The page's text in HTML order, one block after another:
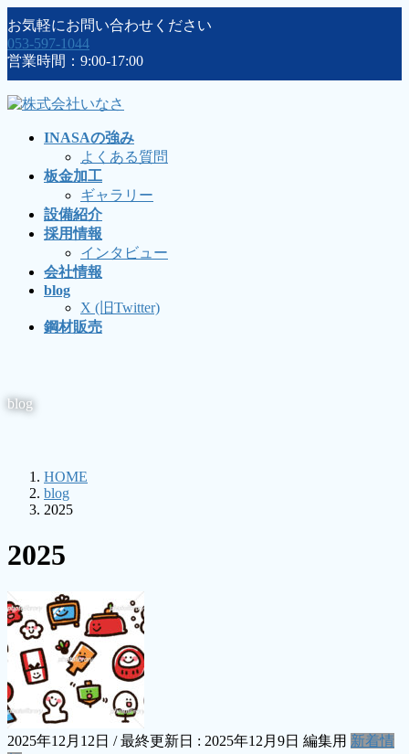
ン
テ
ン
ツ
に
ビ
ゲ
ー
シ
ョ
お気軽にお問い合わせください
053-597-1044
営業時間：9:00-17:00
INASAの強み
よくある質問
板金加工
ギャラリー
設備紹介
採用情報
インタビュー
会社情報
blog
X (旧Twitter)
鋼材販売
blog
HOME
blog
2025
2025
2025年12月12日 / 最終更新日 : 2025年12月9日 編集用 新着情